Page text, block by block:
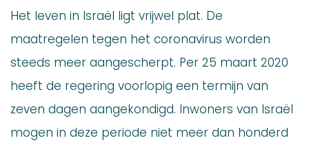
Het leven in Israël ligt vrijwel plat. De
maatregelen tegen het coronavirus worden
steeds meer aangescherpt. Per 25 maart 2020
heeft de regering voorlopig een termijn van
zeven dagen aangekondigd. Inwoners van Israël
mogen in deze periode niet meer dan honderd